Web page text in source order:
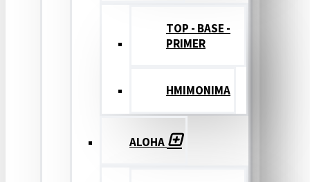
TOP - BASE -
PRIMER
ΗΜΙΜΟΝΙΜΑ
ALOHA